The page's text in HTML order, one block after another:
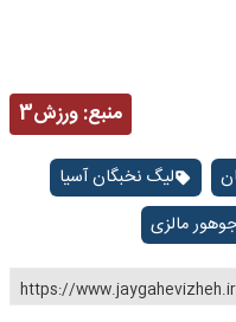
منبع:ورزش3
لیگ نخبگان آسیا
مالزی
https://